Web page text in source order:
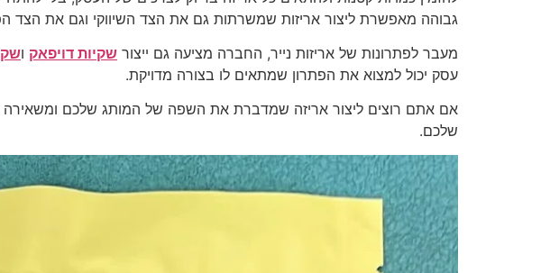
גבוהה מאפשרת ליצור אריזות שמשרתות גם את הצד השיווקי וגם את הצד
מעבר לפתרונות של אריזות נייר, החברה מציעה גם ייצור שקיות דויפאק ו
עסק יכול למצוא את הפתרון שמתאים לו בצורה מדויקת.
אם אתם רוצים ליצור אריזה שמדברת את השפה של המותג שלכם ומשאירה
שלכם.